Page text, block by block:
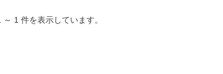
～ 1 件を表示しています。